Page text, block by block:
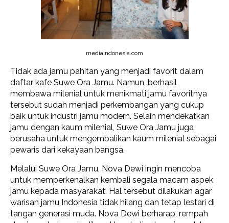
mediaindonesia.com
Tidak ada jamu pahitan yang menjadi favorit dalam
daftar kafe Suwe Ora Jamu. Namun, berhasil
membawa milenial untuk menikmati jamu favoritnya
tersebut sudah menjadi perkembangan yang cukup
baik untuk industri jamu modern. Selain mendekatkan
jamu dengan kaum milenial, Suwe Ora Jamu juga
berusaha untuk mengembalikan kaum milenial sebagai
pewaris dari kekayaan bangsa.
Melalui Suwe Ora Jamu, Nova Dewi ingin mencoba
untuk memperkenalkan kembali segala macam aspek
jamu kepada masyarakat. Hal tersebut dilakukan agar
warisan jamu Indonesia tidak hilang dan tetap lestari di
tangan generasi muda. Nova Dewi berharap, rempah